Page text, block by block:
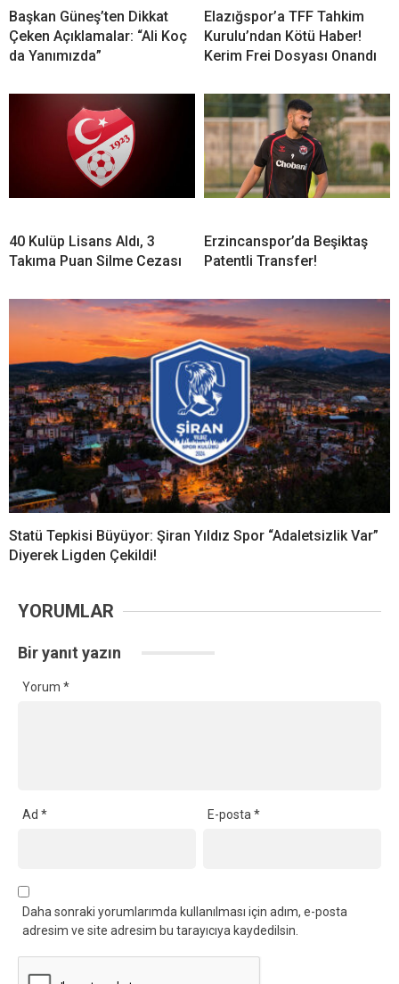
Başkan Güneş’ten Dikkat
Çeken Açıklamalar: “Ali Koç
da Yanımızda”
Elazığspor’a TFF Tahkim
Kurulu’ndan Kötü Haber!
Kerim Frei Dosyası Onandı
40 Kulüp Lisans Aldı, 3
Takıma Puan Silme Cezası
Erzincanspor’da Beşiktaş
Patentli Transfer!
Statü Tepkisi Büyüyor: Şiran Yıldız Spor “Adaletsizlik Var”
Diyerek Ligden Çekildi!
YORUMLAR
Bir yanıt yazın
Yorum *
Ad * E-posta*
Daha sonraki yorumlarımda kullanılması için adım, e-posta
adresim ve site adresim bu tarayıcıya kaydedilsin.